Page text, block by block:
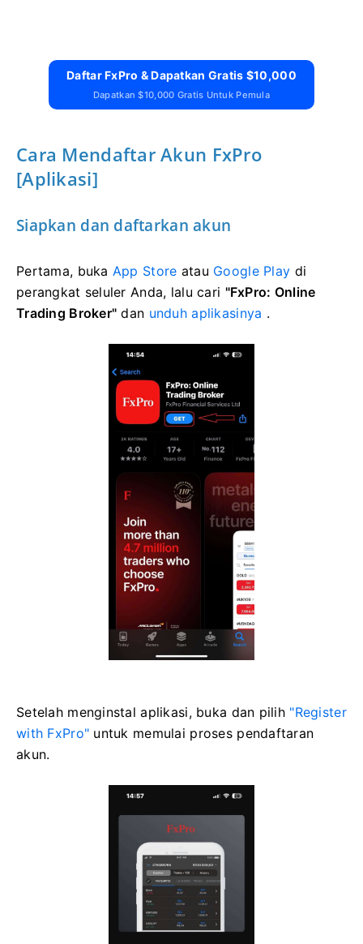
Daftar FxPro & Dapatkan Gratis $10,000
Dapatkan $10,000 Gratis Untuk Pemula
Cara Mendaftar Akun FxPro
[Aplikasi]
Siapkan dan daftarkan akun
Pertama, buka App Store atau Google Play di
perangkat seluler Anda, lalu cari "FxPro: Online
Trading Broker" dan unduh aplikasinya .
Setelah menginstal aplikasi, buka dan pilih "Register
with FxPro" untuk memulai proses pendaftaran
akun.